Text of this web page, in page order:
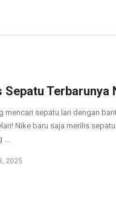
Sepatu Terbarunya
mencari sepatu lari dengan
Nike baru saja merilis
...
2025